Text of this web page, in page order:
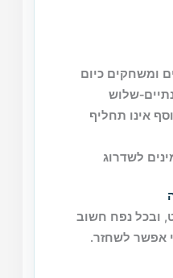
ומשחקים כיום
אינו תחליף
ובכל נפח חשוב
אפשר לשחזר.